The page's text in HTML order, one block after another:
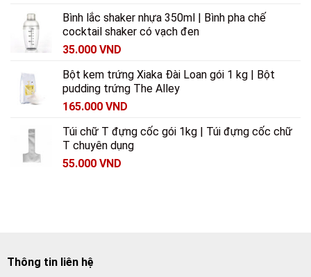
Bình lắc shaker nhựa 350ml | Bình pha chế
cocktail shaker có vạch đen
35.000 VND
Bột kem trứng Xiaka Đài Loan gói 1 kg | Bột
pudding trứng The Alley
165.000 VND
Túi chữ T đựng cốc gói 1kg | Túi đựng cốc chữ
T chuyên dụng
55.000 VND
Thông tin liên hệ